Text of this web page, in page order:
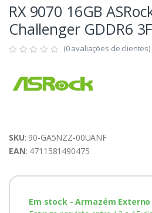
RX 9070 16GB
Challenger GDDR6
(0 avaliações de clientes)
SKU: 90-GA5NZZ-00UANF
EAN: 4711581490475
Em stock - Armazém Externo